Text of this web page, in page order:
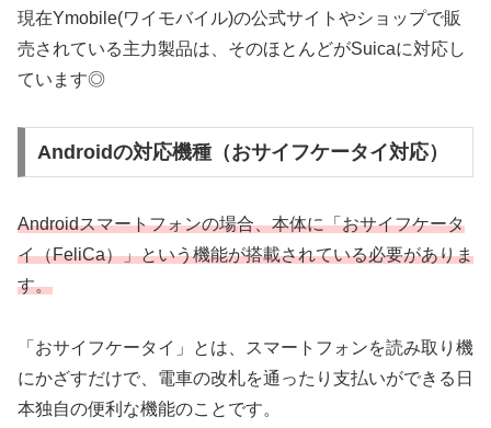
現在Ymobile(ワイモバイル)の公式サイトやショップで販
売されている主力製品は、そのほとんどがSuicaに対応し
ています◎
Androidの対応機種（おサイフケータイ対応）
Androidスマートフォンの場合、本体に「おサイフケータ
イ（FeliCa）」という機能が搭載されている必要がありま
す。
「おサイフケータイ」とは、スマートフォンを読み取り機
にかざすだけで、電車の改札を通ったり支払いができる日
本独自の便利な機能のことです。